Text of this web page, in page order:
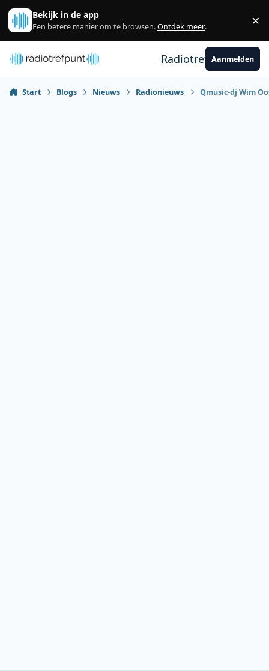
Spring naar bijdragen
Bekijk in de app
Een betere manier om te browsen.Ontdek meer. ×
RadiotrefpuntAanmelden
Start Blogs Nieuws Radionieuws Qmusic-dj Wim